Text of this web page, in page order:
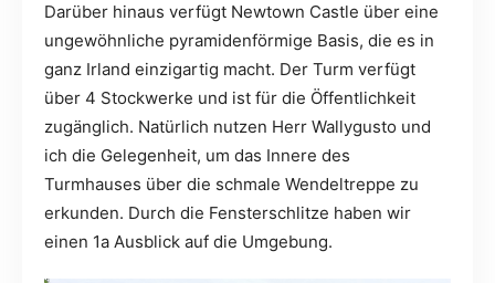
Darüber hinaus verfügt Newtown Castle über eine
ungewöhnliche pyramidenförmige Basis, die es in
ganz Irland einzigartig macht. Der Turm verfügt
über 4 Stockwerke und ist für die Öffentlichkeit
zugänglich. Natürlich nutzen Herr Wallygusto und
ich die Gelegenheit, um das Innere des
Turmhauses über die schmale Wendeltreppe zu
erkunden. Durch die Fensterschlitze haben wir
einen 1a Ausblick auf die Umgebung.